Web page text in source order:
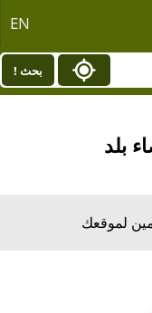
EN
بحث !
بلد
لموقعك